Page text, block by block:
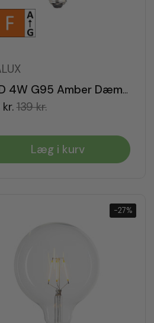
LED 4W G95 Amber Dæmpbar E27
139 kr.
Læg i kurv
-27%